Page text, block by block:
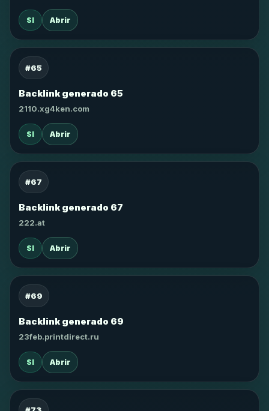
SI Abrir
#65
Backlink generado 65
2110.xg4ken.com
SI Abrir
#67
Backlink generado 67
222.at
SI Abrir
#69
Backlink generado 69
23feb.printdirect.ru
SI Abrir